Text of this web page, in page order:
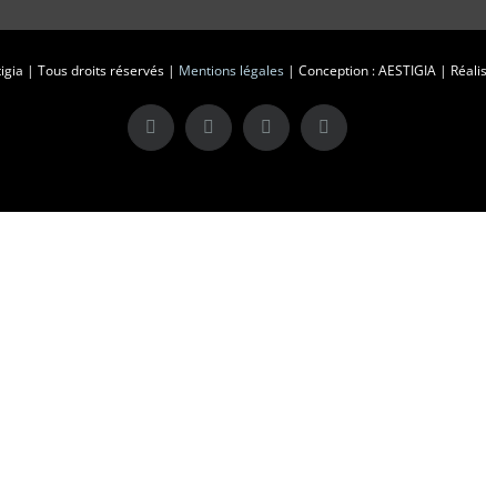
| Tous droits réservés | Mentions légales| Conception : AESTIGIA |
X LinkedInInstagramFacebook